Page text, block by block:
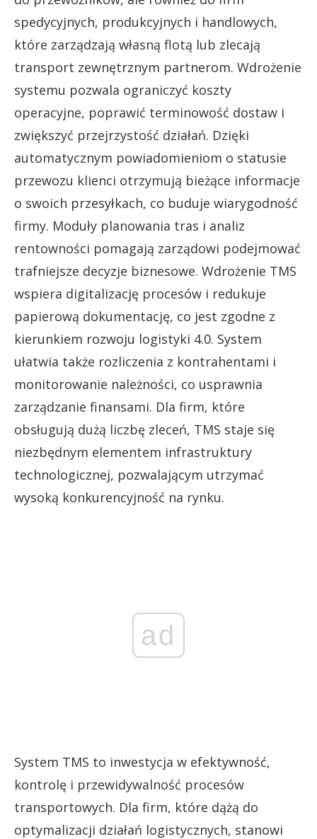
spedycyjnych, produkcyjnych i handlowych,
które zarządzają własną flotą lub zlecają
transport zewnętrznym partnerom. Wdrożenie
systemu pozwala ograniczyć koszty
operacyjne, poprawić terminowość dostaw i
zwiększyć przejrzystość działań. Dzięki
automatycznym powiadomieniom o statusie
przewozu klienci otrzymują bieżące informacje
o swoich przesyłkach, co buduje wiarygodność
firmy. Moduły planowania tras i analiz
rentowności pomagają zarządowi podejmować
trafniejsze decyzje biznesowe. Wdrożenie TMS
wspiera digitalizację procesów i redukuje
papierową dokumentację, co jest zgodne z
kierunkiem rozwoju logistyki 4.0. System
ułatwia także rozliczenia z kontrahentami i
monitorowanie należności, co usprawnia
zarządzanie finansami. Dla firm, które
obsługują dużą liczbę zleceń, TMS staje się
niezbędnym elementem infrastruktury
technologicznej, pozwalającym utrzymać
wysoką konkurencyjność na rynku.
ad
System TMS to inwestycja w efektywność,
kontrolę i przewidywalność procesów
transportowych. Dla firm, które dążą do
optymalizacji działań logistycznych, stanowi